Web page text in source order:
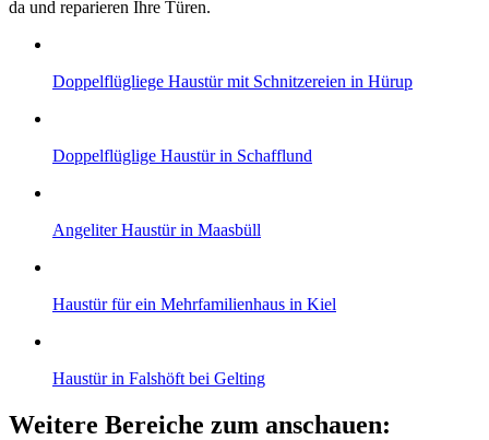
da und reparieren Ihre Türen.
Doppelflügliege Haustür mit Schnitzereien in Hürup
Doppelflüglige Haustür in Schafflund
Angeliter Haustür in Maasbüll
Haustür für ein Mehrfamilienhaus in Kiel
Haustür in Falshöft bei Gelting
Weitere Bereiche zum anschauen: